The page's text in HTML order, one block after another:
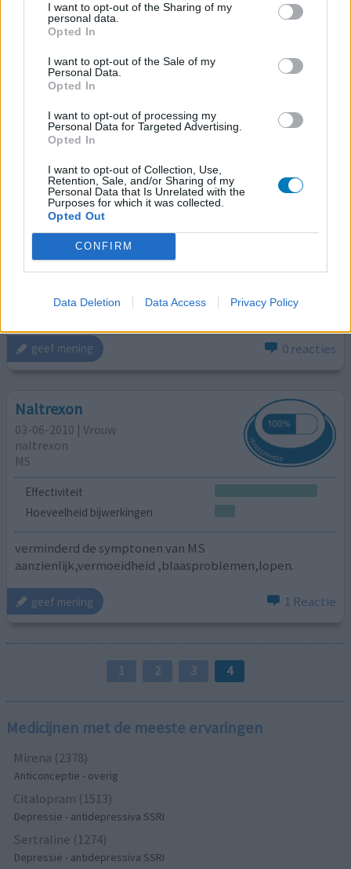
I want to opt-out of the Sharing of my
personal data.
Opted In
I want to opt-out of the Sale of my
Personal Data.
Opted In
I want to opt-out of processing my
Personal Data for Targeted Advertising.
Opted In
I want to opt-out of Collection, Use,
Retention, Sale, and/or Sharing of my
Personal Data that Is Unrelated with the
Purposes for which it was collected.
Opted Out
CONFIRM
Data Deletion Data Access Privacy Policy
geef mening 1 Reactie
Naltrexon
11-09-2010 | Man
Opiaten afhankelijkheid
Hoeveelheid bijwerkingen
In eerste instantie had ik grote weerstand om het middel
te gaan slikken ,Maar ik vond de bijwerkingen van mijn
verslaving te ernstig om het niet te slikken.De eerste
maand had ik in mijn visuele waarnemingen een soort van
beweging en ook voelde ik af en toe lichte prikkelingen
in mijn hersenen, m,aar dit nam geleidelijk af en ook had
ik de eerste twee weken een droge mond [lees meer...]
geef mening 0 reacties
Naltrexon
03-06-2010 | Vrouw
naltrexon
MS
Effectiviteit
Hoeveelheid bijwerkingen
verminderd de symptonen van MS
aanzienlijk,vermoeidheid ,blaasproblemen,lopen.
geef mening 1 Reactie
1 2 3 4
Medicijnen met de meeste ervaringen
Mirena (2378)
Anticonceptie - overig
Citalopram (1513)
Depressie - antidepressiva SSRI
Sertraline (1274)
Depressie - antidepressiva SSRI